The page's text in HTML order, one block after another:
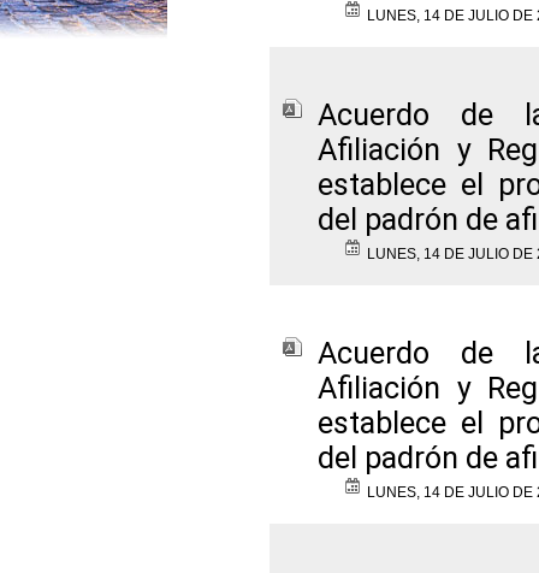
LUNES, 14 DE JULIO DE
Acuerdo de
Afiliación y
establece el
del padrón de
LUNES, 14 DE JULIO DE
Acuerdo de
Afiliación y
establece el
del padrón de
LUNES, 14 DE JULIO DE